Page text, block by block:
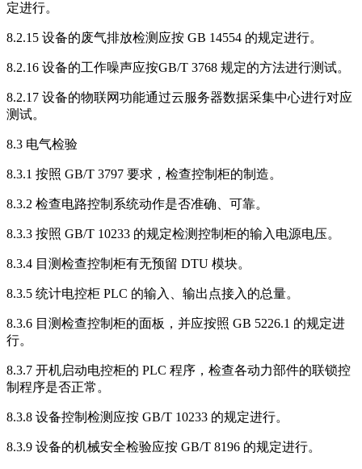
定进行。
8.2.15 设备的废气排放检测应按 GB 14554 的规定进行。
8.2.16 设备的工作噪声应按GB/T 3768 规定的方法进行测试。
8.2.17 设备的物联网功能通过云服务器数据采集中心进行对应
测试。
8.3 电气检验
8.3.1 按照 GB/T 3797 要求，检查控制柜的制造。
8.3.2 检查电路控制系统动作是否准确、可靠。
8.3.3 按照 GB/T 10233 的规定检测控制柜的输入电源电压。
8.3.4 目测检查控制柜有无预留 DTU 模块。
8.3.5 统计电控柜 PLC 的输入、输出点接入的总量。
8.3.6 目测检查控制柜的面板，并应按照 GB 5226.1 的规定进
行。
8.3.7 开机启动电控柜的 PLC 程序，检查各动力部件的联锁控
制程序是否正常。
8.3.8 设备控制检测应按 GB/T 10233 的规定进行。
8.3.9 设备的机械安全检验应按 GB/T 8196 的规定进行。